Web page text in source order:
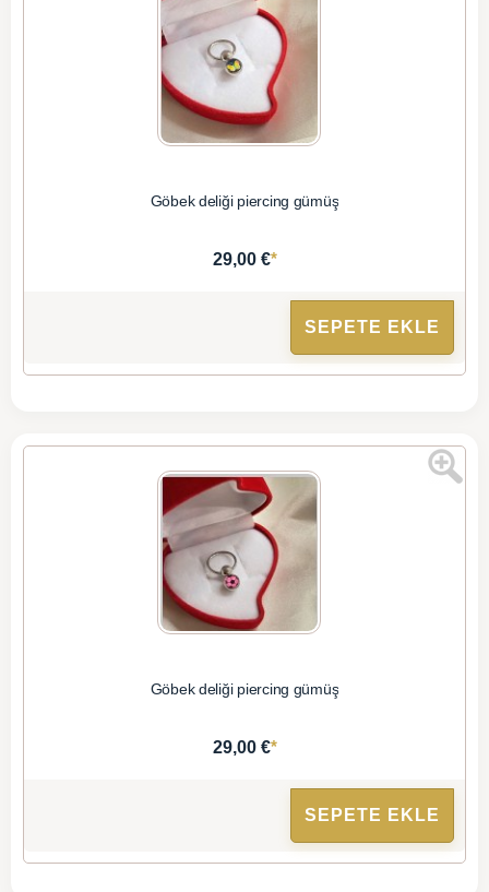
Göbek deliği piercing gümüş
29,00 €*
SEPETE EKLE
Göbek deliği piercing gümüş
29,00 €*
SEPETE EKLE